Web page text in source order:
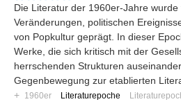
Die Literatur der 1960er-Jahre
Veränderungen, politischen
von Popkultur geprägt. In dieser
Werke, die sich kritisch mit der
herrschenden Strukturen
Gegenbewegung zur etablierten
+ 1960er Literaturepoche